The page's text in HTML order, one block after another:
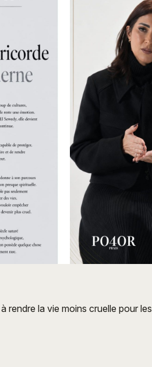
rendre la vie moins cruelle pour les